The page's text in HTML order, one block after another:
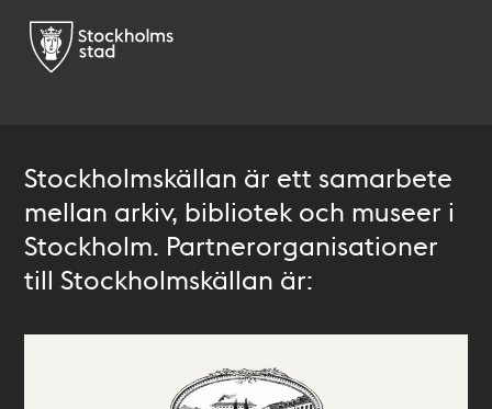
Stockholmskällan är ett samarbete
mellan arkiv, bibliotek och museer i
Stockholm. Partnerorganisationer
till Stockholmskällan är: